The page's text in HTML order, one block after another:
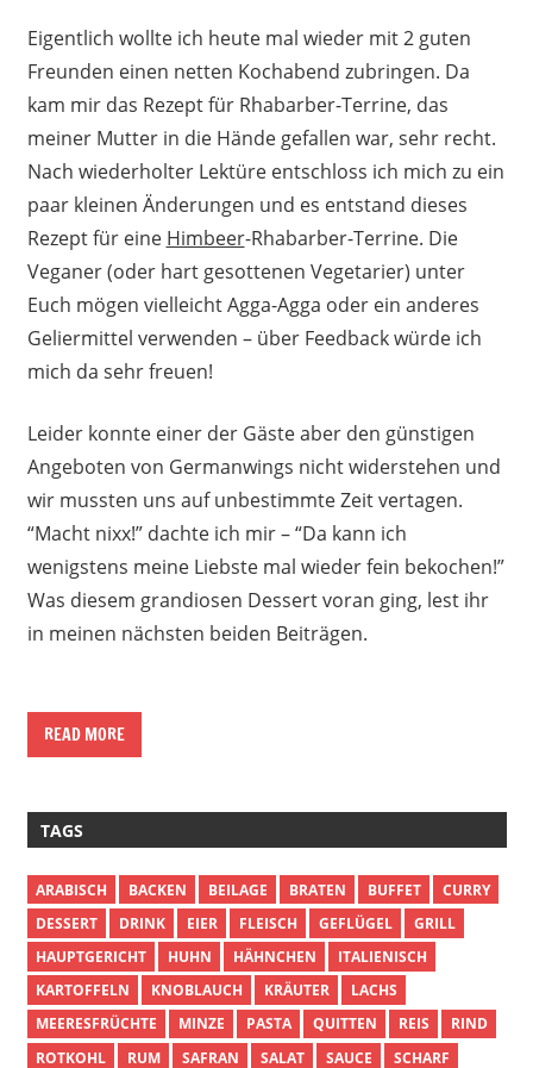
Eigentlich wollte ich heute mal wieder mit 2 guten
Freunden einen netten Kochabend zubringen. Da
kam mir das Rezept für Rhabarber-Terrine, das
meiner Mutter in die Hände gefallen war, sehr recht.
Nach wiederholter Lektüre entschloss ich mich zu ein
paar kleinen Änderungen und es entstand dieses
Rezept für eine Himbeer-Rhabarber-Terrine. Die
Veganer (oder hart gesottenen Vegetarier) unter
Euch mögen vielleicht Agga-Agga oder ein anderes
Geliermittel verwenden – über Feedback würde ich
mich da sehr freuen!
Leider konnte einer der Gäste aber den günstigen
Angeboten von Germanwings nicht widerstehen und
wir mussten uns auf unbestimmte Zeit vertagen.
“Macht nixx!” dachte ich mir – “Da kann ich
wenigstens meine Liebste mal wieder fein bekochen!”
Was diesem grandiosen Dessert voran ging, lest ihr
in meinen nächsten beiden Beiträgen.
READ MORE
TAGS
ARABISCH BACKEN BEILAGE BRATEN BUFFET
CURRY
DESSERT
DRINK EIER FLEISCH GEFLÜGEL
GRILL
HAUPTGERICHT
HUHN HÄHNCHEN
ITALIENISCH
KARTOFFELN
KNOBLAUCH KRÄUTER
LACHS
MEERESFRÜCHTE
MINZE PASTA QUITTEN REIS
RIND
ROTKOHL
RUM SAFRAN SALAT SAUCE SCHARF